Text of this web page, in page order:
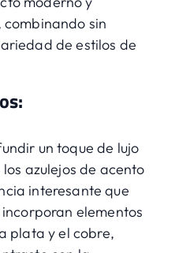
combinando sin
de estilos de
un toque de lujo
azulejos de acento
interesante que
elementos
plata y el cobre,